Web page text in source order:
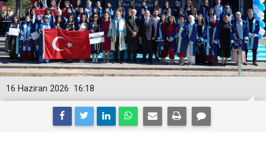
16:18
16 Haziran 2026